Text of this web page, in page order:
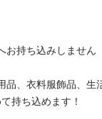
お持ち込みしません
品、衣料服飾品、生
持ち込めます！